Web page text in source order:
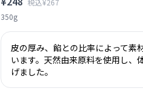
350g
皮の厚み、餡との比率によって素
います。天然由来原料を使用し、
げました。